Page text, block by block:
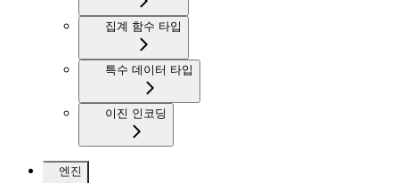
집계 함수 타입
특수 데이터 타입
이진 인코딩
엔진